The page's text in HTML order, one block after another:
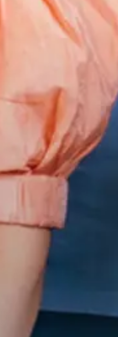
Talentwave Solution
Pronkstukken
Kennisbank
Over ons